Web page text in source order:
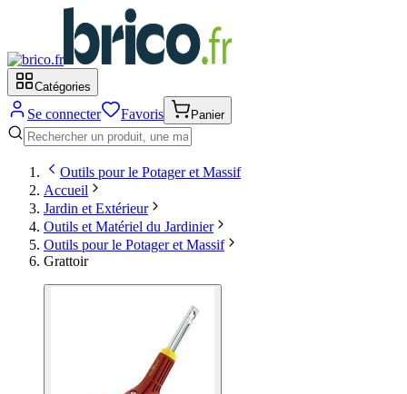
Catégories
Se connecter Favoris Panier
Outils pour le Potager et Massif
Accueil
Jardin et Extérieur
Outils et Matériel du Jardinier
Outils pour le Potager et Massif
Grattoir